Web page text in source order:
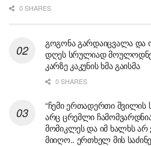
0 SHARES
გოგონა გარდაიცვალა და
დღეს სრულიად
კარზე კაკუნის ხმა გაისმა
0 SHARES
“ჩემი ერთადერთი
არც ცრემლი
მომიკლეს და იმ ხალხს არ
მიიღო.. ერთხელ მის